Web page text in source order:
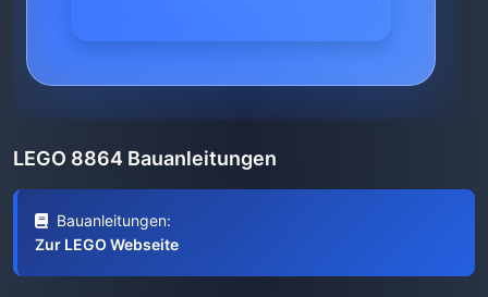
LEGO 8864 Bauanleitungen
Bauanleitungen:
Zur LEGO Webseite